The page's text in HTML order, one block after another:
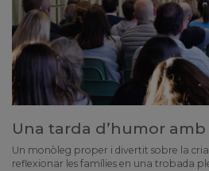
Una tarda d’humor
Un monòleg proper i divertit sobre la
reflexionar les famílies en una trobada